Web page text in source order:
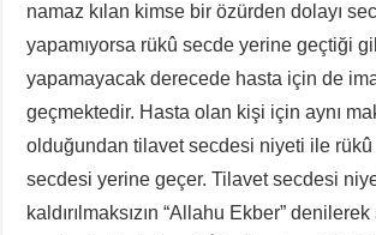
namaz kılan kimse bir özürden dolayı
yapamıyorsa rükû secde yerine geçtiği
yapamayacak derecede hasta için de
geçmektedir. Hasta olan kişi için aynı
olduğundan tilavet secdesi niyeti ile
secdesi yerine geçer. Tilavet secdesi
kaldırılmaksızın “Allahu Ekber” denilerek